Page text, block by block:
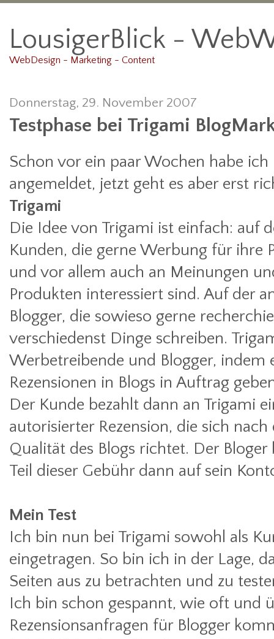
LousigerBlick -
WebDesign - Marketing - Content
Donnerstag, 29. November 2007
Testphase bei Trigami
Schon vor ein paar Wochen habe
angemeldet, jetzt geht es aber erst
Trigami
Die Idee von Trigami ist einfach: auf
Kunden, die gerne Werbung für ihre
und vor allem auch an Meinungen
Produkten interessiert sind. Auf der
Blogger, die sowieso gerne
verschiedenst Dinge schreiben.
Werbetreibende und Blogger, indem
Rezensionen in Blogs in Auftrag
Der Kunde bezahlt dann an Trigami
autorisierter Rezension, die sich
Qualität des Blogs richtet. Der
Teil dieser Gebühr dann auf sein
Mein Test
Ich bin nun bei Trigami sowohl als
eingetragen. So bin ich in der Lage,
Seiten aus zu betrachten und zu
Ich bin schon gespannt, wie oft und
Rezensionsanfragen für Blogger